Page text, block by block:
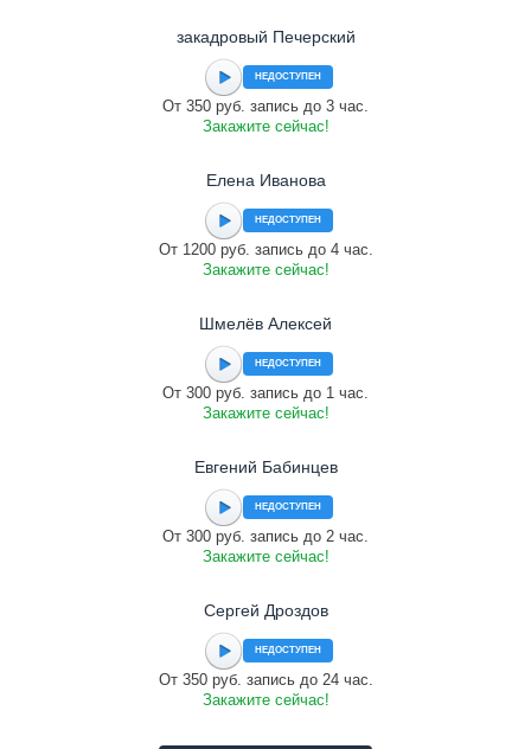
закадровый Печерский
НЕДОСТУПЕН
От 350 руб. запись до 3 час.
Закажите сейчас!
Елена Иванова
НЕДОСТУПЕН
От 1200 руб. запись до 4 час.
Закажите сейчас!
Шмелёв Алексей
НЕДОСТУПЕН
От 300 руб. запись до 1 час.
Закажите сейчас!
Евгений Бабинцев
НЕДОСТУПЕН
От 300 руб. запись до 2 час.
Закажите сейчас!
Сергей Дроздов
НЕДОСТУПЕН
От 350 руб. запись до 24 час.
Закажите сейчас!